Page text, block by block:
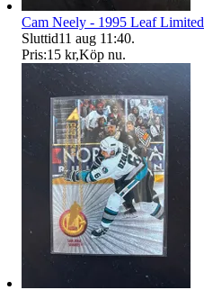
Cam Neely - 1995 Leaf Limited
Sluttid11 aug 11:40.
Pris:15 kr,Köp nu.